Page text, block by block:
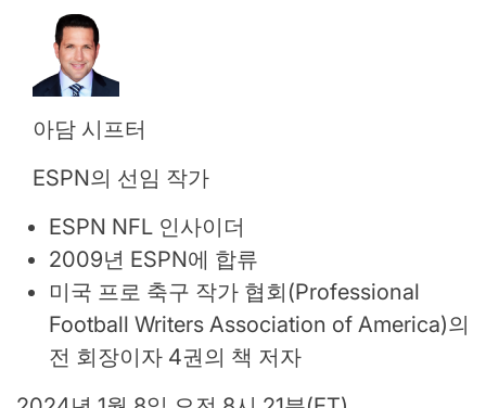
아담 시프터
ESPN의 선임 작가
ESPN NFL 인사이더
2009년 ESPN에 합류
미국 프로 축구 작가 협회(Professional
Football Writers Association of America)의
전 회장이자 4권의 책 저자